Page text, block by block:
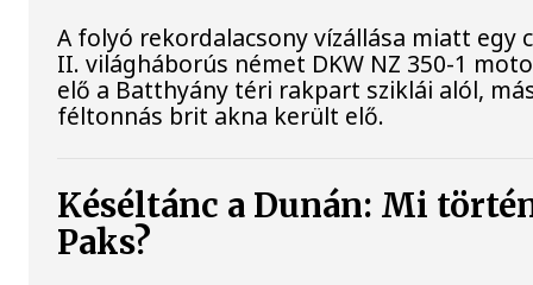
A folyó rekordalacsony vízállása miatt egy
II. világháborús német DKW NZ 350-1
elő a Batthyány téri rakpart sziklái alól,
féltonnás brit akna került elő.
Késéltánc a Dunán: Mi
Paks?